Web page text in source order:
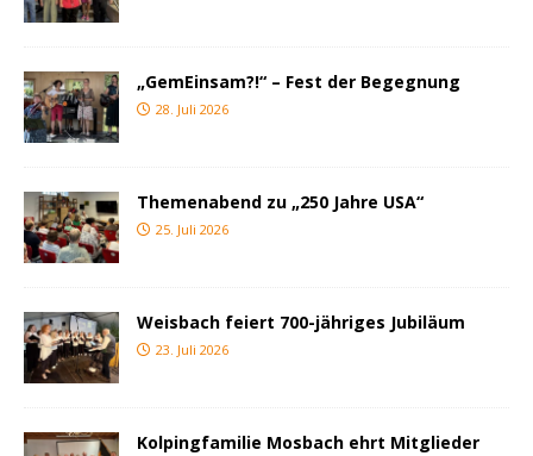
„GemEinsam?!“ – Fest der Begegnung
28. Juli 2026
Themenabend zu „250 Jahre USA“
25. Juli 2026
Weisbach feiert 700-jähriges Jubiläum
23. Juli 2026
Kolpingfamilie Mosbach ehrt Mitglieder